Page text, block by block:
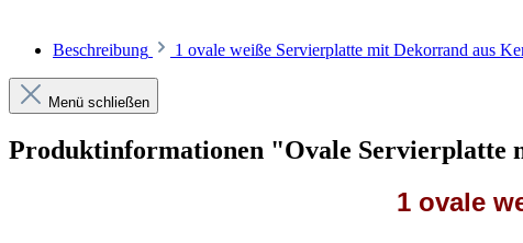
Beschreibung 1 ovale weiße Servierplatte mit Dekorrand aus
Menü schließen
Produktinformationen "Ovale Servierplatte
1 ovale